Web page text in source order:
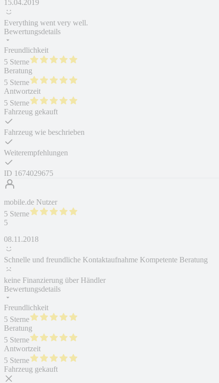
15.04.2019
Everything went very well.
Bewertungsdetails
Freundlichkeit
5 Sterne
Beratung
5 Sterne
Antwortzeit
5 Sterne
Fahrzeug gekauft
Fahrzeug wie beschrieben
Weiterempfehlungen
ID 1674029675
mobile.de Nutzer
5 Sterne
5
08.11.2018
Schnelle und freundliche Kontaktaufnahme Kompetente Beratung
keine Finanzierung über Händler
Bewertungsdetails
Freundlichkeit
5 Sterne
Beratung
5 Sterne
Antwortzeit
5 Sterne
Fahrzeug gekauft